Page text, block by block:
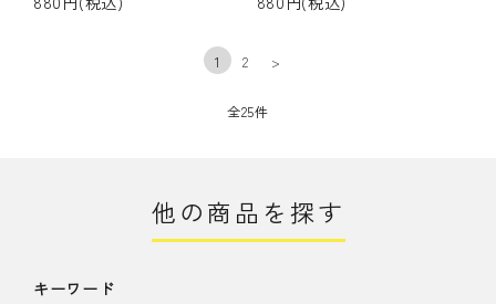
1 2 >
全25件
他の商品を探す
キーワード